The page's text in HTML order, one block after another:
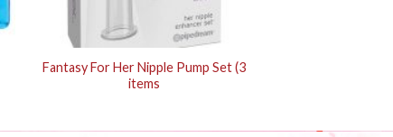
Fantasy For Her Nipple Pump Set (3
items